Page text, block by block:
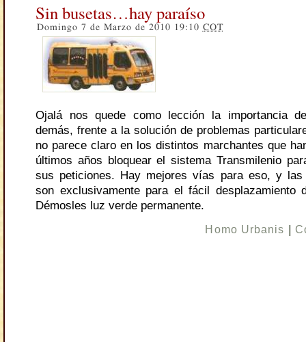
Sin busetas…hay paraíso
Domingo 7 de Marzo de 2010 19:10 COT
Ojalá nos quede como lección la importancia
demás, frente a la solución de problemas
no parece claro en los distintos marchantes que
últimos años bloquear el sistema Transmilenio
sus peticiones. Hay mejores vías para eso, y las
son exclusivamente para el fácil desplazamiento
Démosles luz verde permanente.
Homo Urbanis